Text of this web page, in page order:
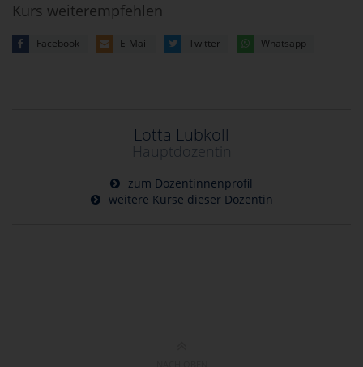
Kurs weiterempfehlen
Facebook E-Mail Twitter Whatsapp
Lotta Lubkoll
Hauptdozentin
zum Dozentinnenprofil
weitere Kurse dieser Dozentin